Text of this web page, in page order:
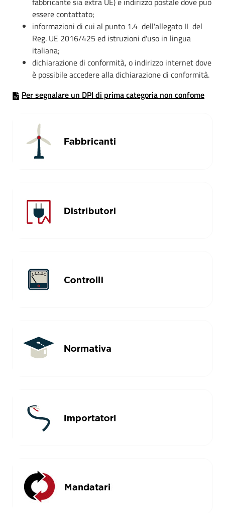
essere contattato;
informazioni di cui al punto 1.4 dell'allegato II del
Reg. UE 2016/425 ed istruzioni d'uso in lingua
italiana;
dichiarazione di conformità, o indirizzo internet dove
è possibile accedere alla dichiarazione di conformità.
Per segnalare un DPI di prima categoria non confome